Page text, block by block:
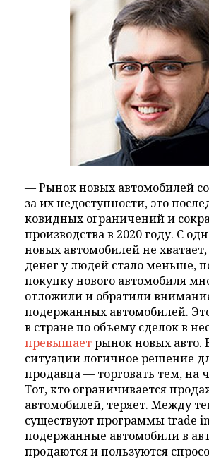
— Рынок новых автомобилей
за их недоступности, это
ковидных ограничений и
производства в 2020 году. С
новых автомобилей не
денег у людей стало меньше,
покупку нового автомобиля
отложили и обратили
подержанных автомобилей.
в стране по объему сделок в
превышаетрынок новых авто.
ситуации логичное решение
продавца — торговать тем, на
Тот, кто ограничивается
автомобилей, теряет. Между
существуют программы trade
подержанные автомобили в
продаются и пользуются